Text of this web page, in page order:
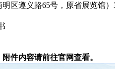
区遵义路65号，原省展览馆）
件内容请前往官网查看。